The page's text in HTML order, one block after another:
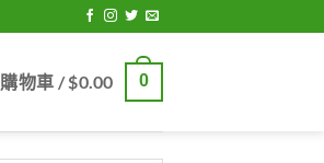
購物車 /$0.00 0